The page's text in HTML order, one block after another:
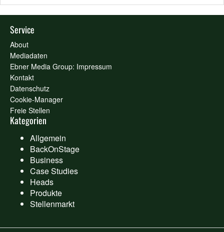
Service
About
Mediadaten
Ebner Media Group: Impressum
Kontakt
Datenschutz
Cookie-Manager
Freie Stellen
Kategorien
Allgemein
BackOnStage
Business
Case Studies
Heads
Produkte
Stellenmarkt